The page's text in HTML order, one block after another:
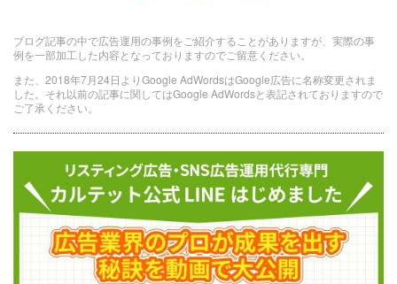
ブログ記事の中で広告運用の事例をご紹介することがありますが、実際の事
例を一部加工した内容となっておりますのでご留意ください。
また、2018年7月24日よりGoogle AdWordsはGoogle広告に名称変更されま
した。それ以前の記事に関してはGoogle AdWordsと表記されておりますので
ご了承ください。